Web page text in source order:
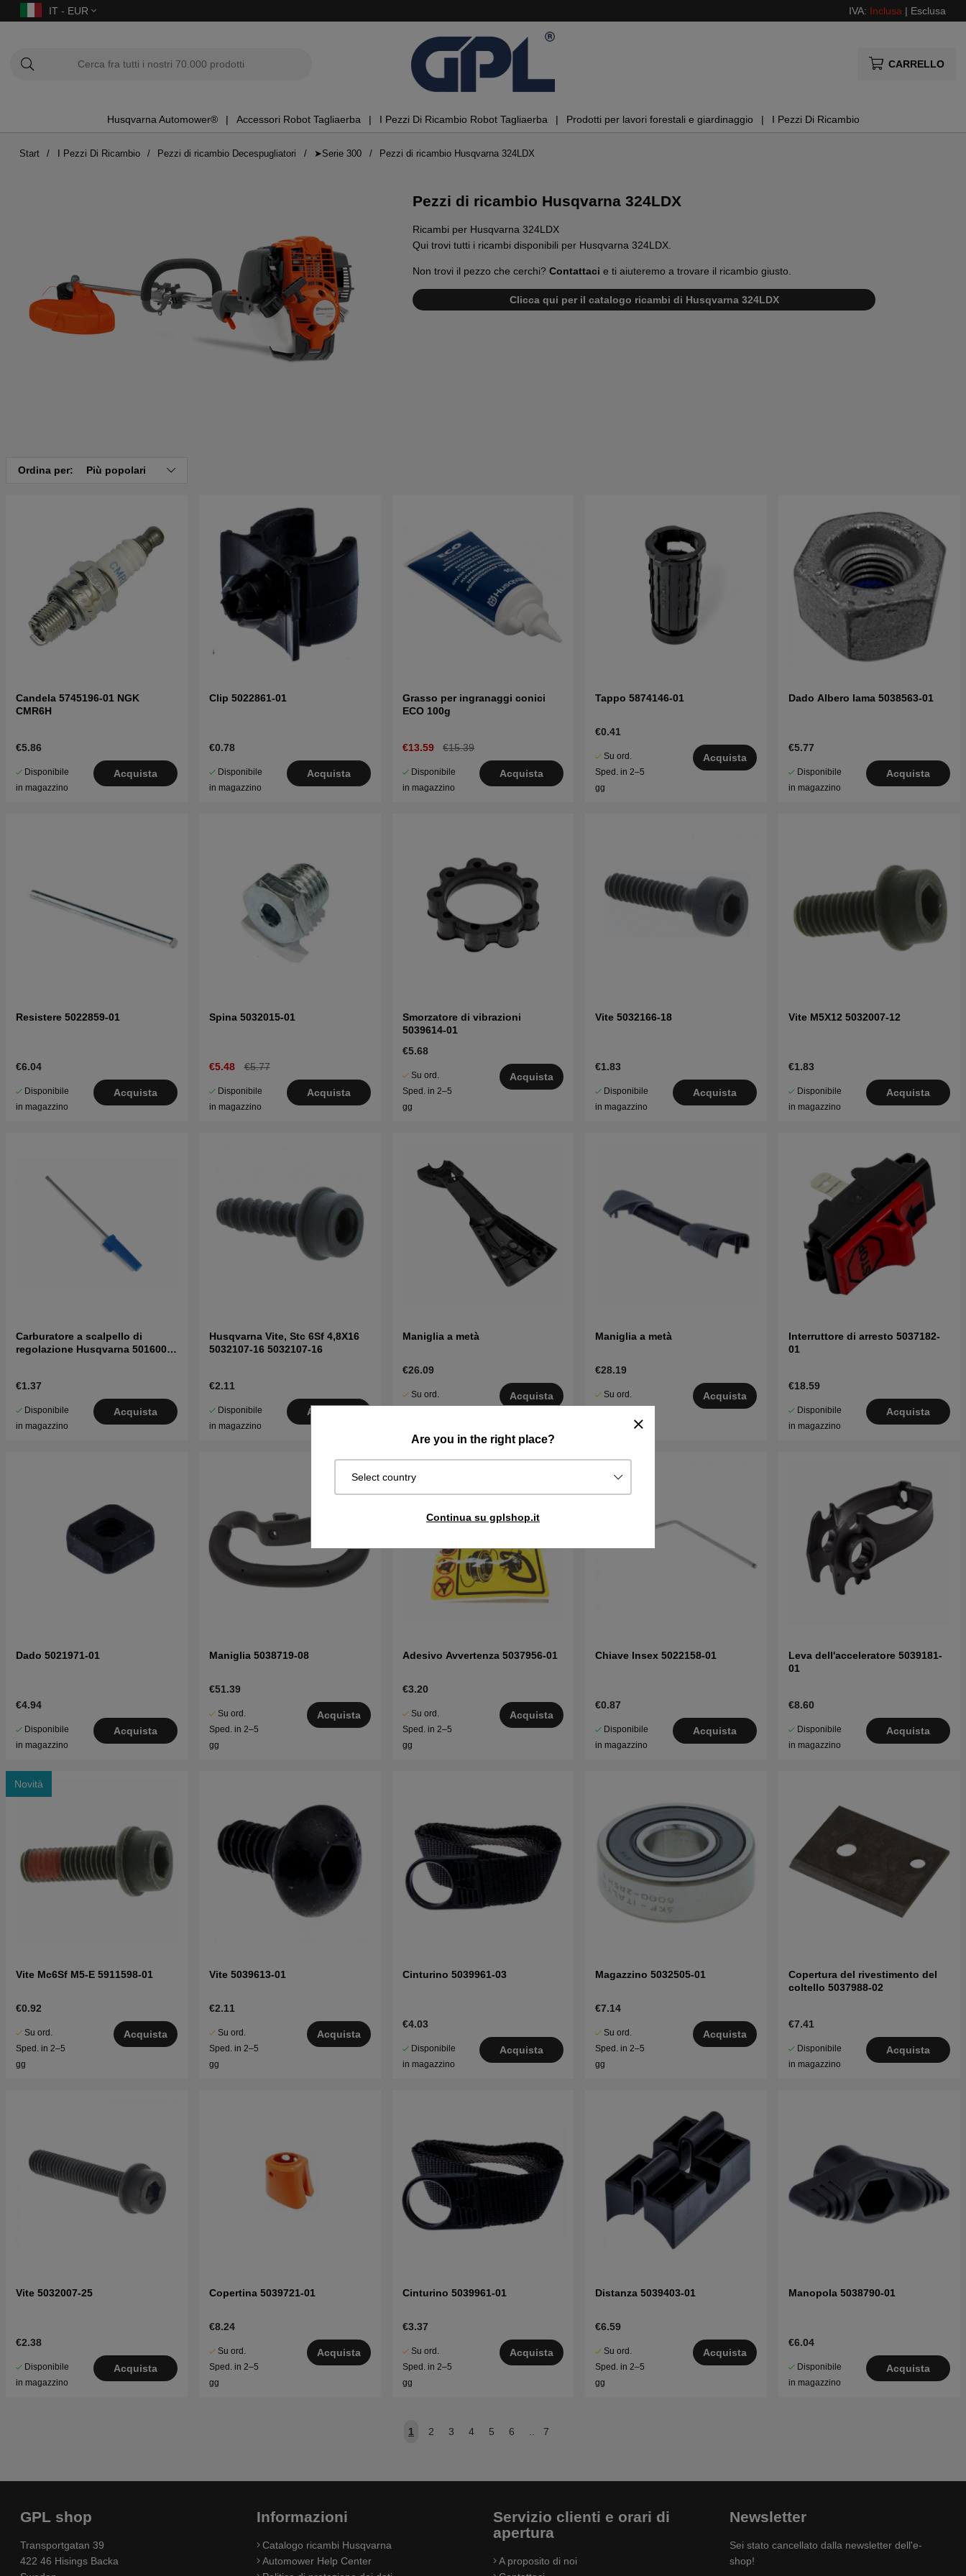
IT - EUR IVA: Inclusa | Esclusa
CARRELLO
Husqvarna Automower® Accessori Robot Tagliaerba I Pezzi Di Ricambio Robot Tagliaerba Prodotti per lavori forestali e giardinaggio I Pezzi Di Ricambio
Are you in the right place?
Select country
Continua su gplshop.it
Start I Pezzi Di Ricambio Pezzi di ricambio Decespugliatori ➤Serie 300 Pezzi di ricambio Husqvarna 324LDX
Pezzi di ricambio Husqvarna 324LDX
Ricambi per Husqvarna 324LDX
Qui trovi tutti i ricambi disponibili per Husqvarna 324LDX.
Non trovi il pezzo che cerchi? Contattaci e ti aiuteremo a trovare il ricambio giusto.
Clicca qui per il catalogo ricambi di Husqvarna 324LDX
Ordina per: Più popolari
Candela 5745196-01 NGK
CMR6H
€5.86
Disponibile
in magazzino
Acquista
Clip 5022861-01
€0.78
Disponibile
in magazzino
Acquista
Grasso per ingranaggi conici
ECO 100g
€13.59 €15.39
Disponibile
in magazzino
Acquista
Tappo 5874146-01
€0.41
Su ord.
Sped. in 2–5
gg
Acquista
Dado Albero lama 5038563-01
€5.77
Disponibile
in magazzino
Acquista
Resistere 5022859-01
€6.04
Disponibile
in magazzino
Acquista
Spina 5032015-01
€5.48 €5.77
Disponibile
in magazzino
Acquista
Smorzatore di vibrazioni
5039614-01
€5.68
Su ord.
Sped. in 2–5
gg
Acquista
Vite 5032166-18
€1.83
Disponibile
in magazzino
Acquista
Vite M5X12 5032007-12
€1.83
Disponibile
in magazzino
Acquista
Carburatore a scalpello di
regolazione Husqvarna 5016002-
€1.37
Disponibile
in magazzino
Acquista
Husqvarna Vite, Stc 6Sf 4,8X16
5032107-16 5032107-16
€2.11
Disponibile
in magazzino
Acquista
Maniglia a metà
€26.09
Su ord.
Acquista
Maniglia a metà
€28.19
Su ord.
Acquista
Interruttore di arresto 5037182-
01
€18.59
Disponibile
in magazzino
Acquista
Dado 5021971-01
€4.94
Disponibile
in magazzino
Acquista
Maniglia 5038719-08
€51.39
Su ord.
Sped. in 2–5
gg
Acquista
Adesivo Avvertenza 5037956-01
€3.20
Su ord.
Sped. in 2–5
gg
Acquista
Chiave Insex 5022158-01
€0.87
Disponibile
in magazzino
Acquista
Leva dell'acceleratore 5039181-
01
€8.60
Disponibile
in magazzino
Acquista
Novità
Vite Mc6Sf M5-E 5911598-01
€0.92
Su ord.
Sped. in 2–5
gg
Acquista
Vite 5039613-01
€2.11
Su ord.
Sped. in 2–5
gg
Acquista
Cinturino 5039961-03
€4.03
Disponibile
in magazzino
Acquista
Magazzino 5032505-01
€7.14
Su ord.
Sped. in 2–5
gg
Acquista
Copertura del rivestimento del
coltello 5037988-02
€7.41
Disponibile
in magazzino
Acquista
Vite 5032007-25
€2.38
Disponibile
in magazzino
Acquista
Copertina 5039721-01
€8.24
Su ord.
Sped. in 2–5
gg
Acquista
Cinturino 5039961-01
€3.37
Su ord.
Sped. in 2–5
gg
Acquista
Distanza 5039403-01
€6.59
Su ord.
Sped. in 2–5
gg
Acquista
Manopola 5038790-01
€6.04
Disponibile
in magazzino
Acquista
1 2 3 4 5 6 .. 7
GPL shop
Transportgatan 39
422 46 Hisings Backa
Informazioni
Catalogo ricambi Husqvarna
Automower Help Center
Servizio clienti e orari di
apertura
A proposito di noi
Newsletter
Sei stato cancellato dalla newsletter dell'e-
shop!